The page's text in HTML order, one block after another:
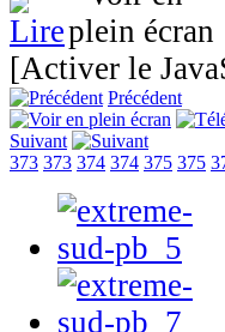
[Activer le
Précédent
Suivant
373 373 374 374 375 375